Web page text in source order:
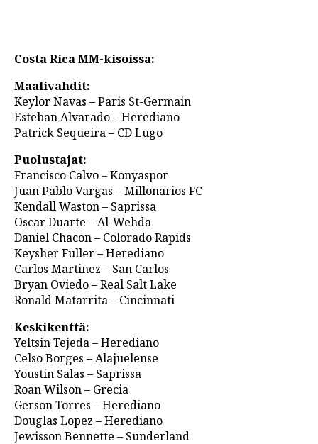
Costa Rica MM-kisoissa:
Maalivahdit:
Keylor Navas – Paris St-Germain
Esteban Alvarado – Herediano
Patrick Sequeira – CD Lugo
Puolustajat:
Francisco Calvo – Konyaspor
Juan Pablo Vargas – Millonarios FC
Kendall Waston – Saprissa
Oscar Duarte – Al-Wehda
Daniel Chacon – Colorado Rapids
Keysher Fuller – Herediano
Carlos Martinez – San Carlos
Bryan Oviedo – Real Salt Lake
Ronald Matarrita – Cincinnati
Keskikenttä:
Yeltsin Tejeda – Herediano
Celso Borges – Alajuelense
Youstin Salas – Saprissa
Roan Wilson – Grecia
Gerson Torres – Herediano
Douglas Lopez – Herediano
Jewisson Bennette – Sunderland